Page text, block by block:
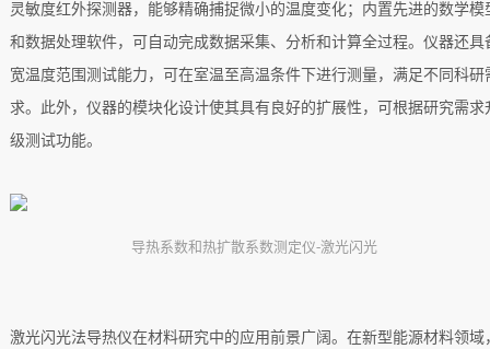
灵敏度红外探测器，能够精确捕捉微小的温度变化；内置先进的数学模
和数据处理软件，可自动完成数据采集、分析和计算全过程。仪器还具
宽温度范围测试能力，可在室温至高温条件下进行测量，满足不同科研
求。此外，仪器的模块化设计使其具有良好的扩展性，可根据研究需求
级测试功能。
导热系数和热扩散系数测定仪-激光闪光
激光闪光法导热仪在材料研究中的应用前景广阔。在新型能源材料领域